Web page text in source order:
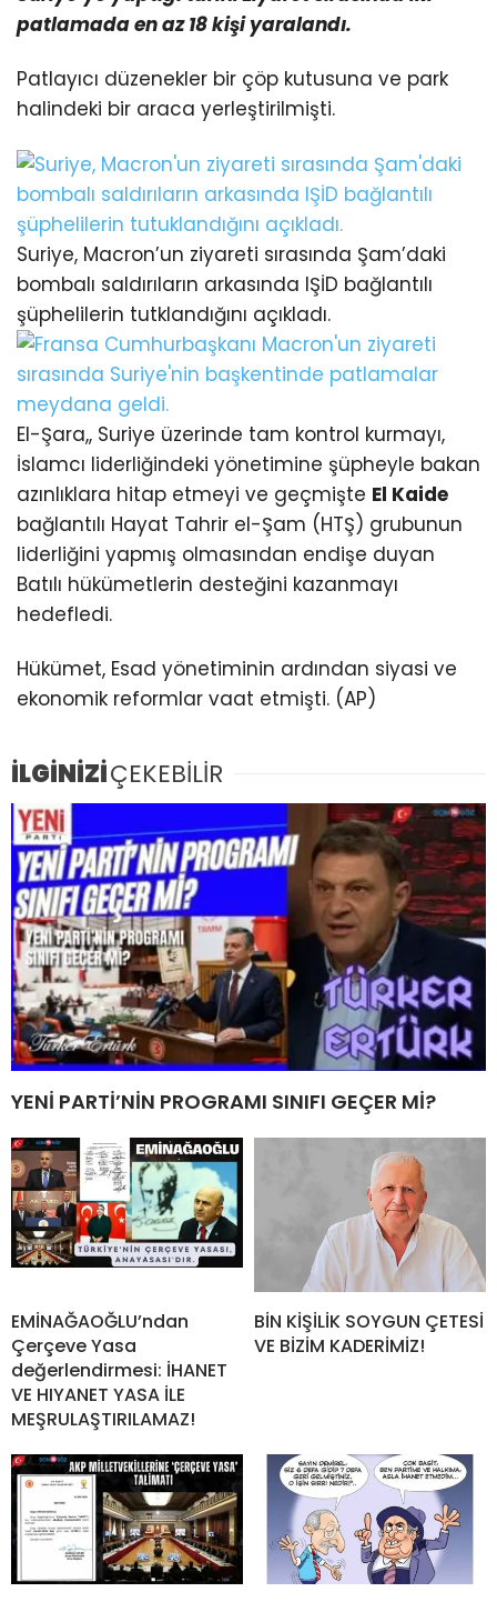
patlamada en az 18 kişi yaralandı.
Patlayıcı düzenekler bir çöp kutusuna ve park
halindeki bir araca yerleştirilmişti.
Suriye, Macron’un ziyareti sırasında Şam’daki
bombalı saldırıların arkasında IŞİD bağlantılı
şüphelilerin tutklandığını açıkladı.
El-Şara,, Suriye üzerinde tam kontrol kurmayı,
İslamcı liderliğindeki yönetimine şüpheyle bakan
azınlıklara hitap etmeyi ve geçmişte El Kaide
bağlantılı Hayat Tahrir el-Şam (HTŞ) grubunun
liderliğini yapmış olmasından endişe duyan
Batılı hükümetlerin desteğini kazanmayı
hedefledi.
Hükümet, Esad yönetiminin ardından siyasi ve
ekonomik reformlar vaat etmişti. (AP)
İLGİNİZİÇEKEBİLİR
YENİ PARTİ’NİN PROGRAMI SINIFI GEÇER Mİ?
EMİNAĞAOĞLU’ndan
Çerçeve Yasa
değerlendirmesi: İHANET
VE HIYANET YASA İLE
MEŞRULAŞTIRILAMAZ!
BİN KİŞİLİK SOYGUN ÇETESİ
VE BİZİM KADERİMİZ!